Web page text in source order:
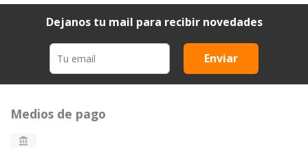
Dejanos tu mail para recibir novedades
Enviar
Medios de pago